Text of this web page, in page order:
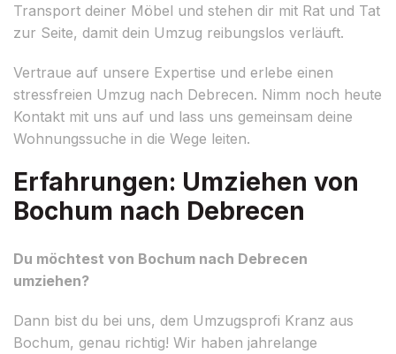
Transport deiner Möbel und stehen dir mit Rat und Tat
zur Seite, damit dein Umzug reibungslos verläuft.
Vertraue auf unsere Expertise und erlebe einen
stressfreien Umzug nach Debrecen. Nimm noch heute
Kontakt mit uns auf und lass uns gemeinsam deine
Wohnungssuche in die Wege leiten.
Erfahrungen: Umziehen von
Bochum nach Debrecen
Du möchtest von Bochum nach Debrecen
umziehen?
Dann bist du bei uns, dem Umzugsprofi Kranz aus
Bochum, genau richtig! Wir haben jahrelange